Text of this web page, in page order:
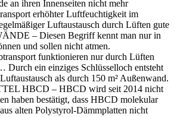
an ihren Innenseiten nicht mehr
erhöhter Luftfeuchtigkeit im
Luftaustausch durch Lüften gute
– Diesen Begriff kennt man nur in
und sollen nicht atmen.
funktionieren nur durch Lüften
Durch ein einziges Schlüsselloch entsteht
als durch 150 m² Außenwand.
HBCD – HBCD wird seit 2014 nicht
haben bestätigt, dass HBCD molekular
alten Polystyrol-Dämmplatten nicht